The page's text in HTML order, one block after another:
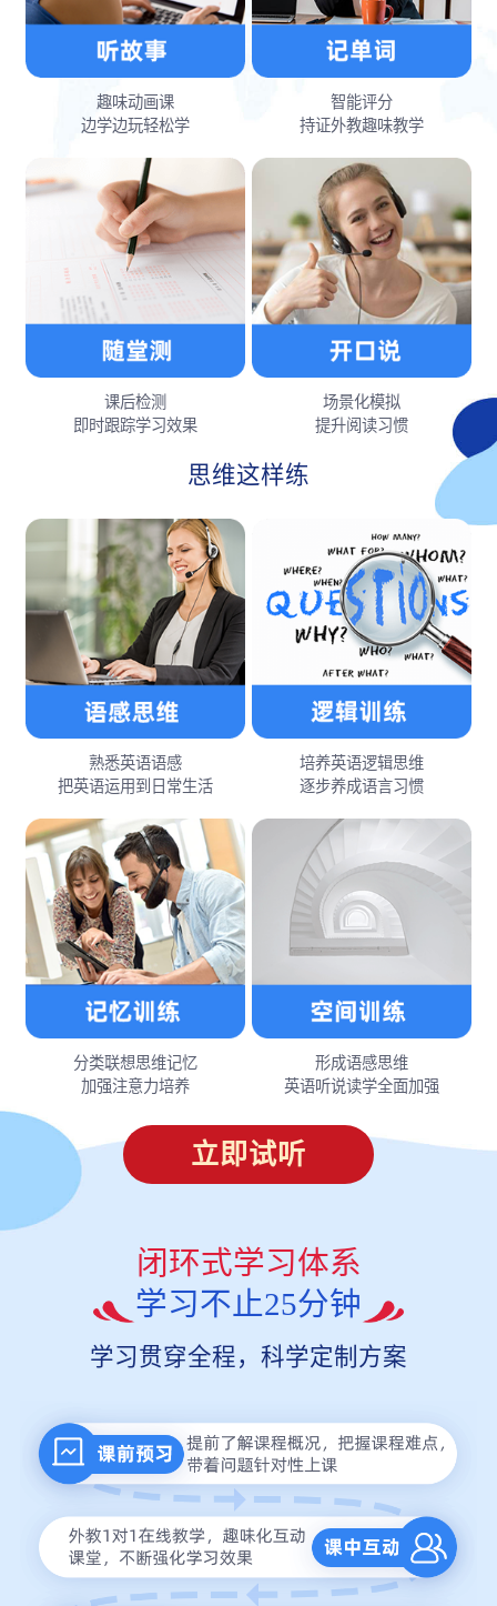
趣味动画课
边学边玩轻松学
智能评分
持证外教趣味教学
课后检测
即时跟踪学习效果
场景化模拟
提升阅读习惯
思维这样练
熟悉英语语感
把英语运用到日常生活
培养英语逻辑思维
逐步养成语言习惯
分类联想思维记忆
加强注意力培养
形成语感思维
英语听说读学全面加强
立即试听
闭环式学习体系
学习不止25分钟
学习贯穿全程，科学定制方案